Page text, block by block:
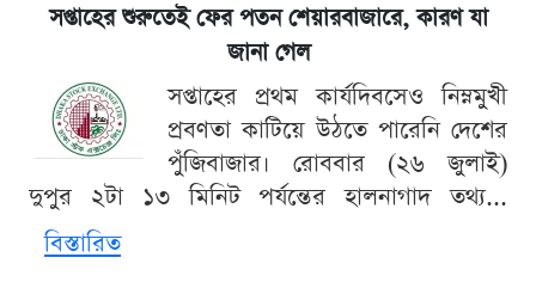
সপ্তাহের শুরুতেই ফের পতন শেয়ারবাজারে, কারণ যা
জানা গেল
সপ্তাহের প্রথম কার্যদিবসেও নিম্নমুখী
প্রবণতা কাটিয়ে উঠতে পারেনি দেশের
পুঁজিবাজার। রোববার (২৬ জুলাই)
দুপুর ২টা ১৩ মিনিট পর্যন্তের হালনাগাদ তথ্য...
বিস্তারিত